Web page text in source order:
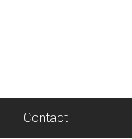
Contact